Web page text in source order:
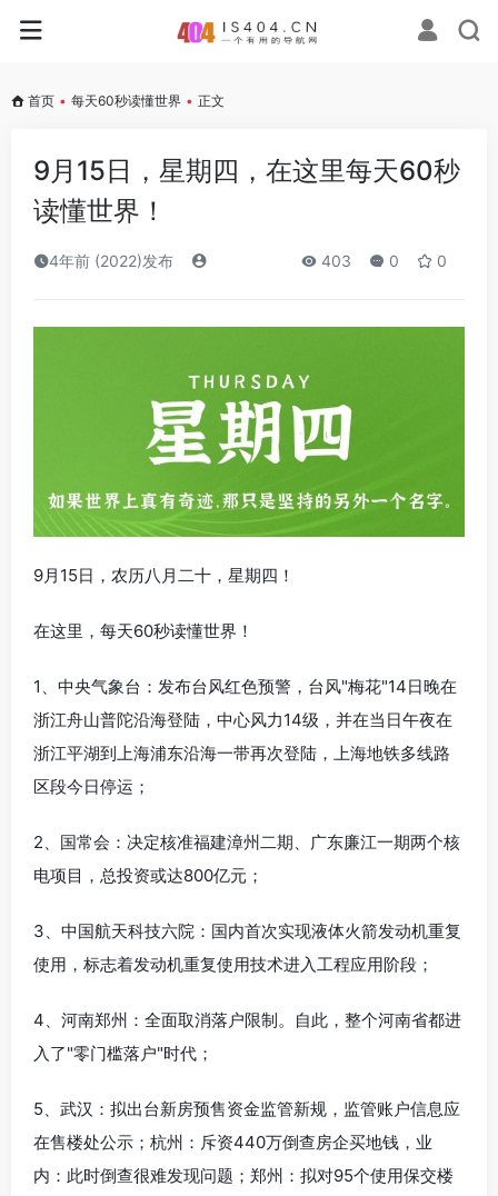
首页 • 每天60秒读懂世界 • 正文
9月15日，星期四，在这里每天60秒
读懂世界！
4年前 (2022)发布 403 0 0
9月15日，农历八月二十，星期四！
在这里，每天60秒读懂世界！
1、中央气象台：发布台风红色预警，台风"梅花"14日晚在
浙江舟山普陀沿海登陆，中心风力14级，并在当日午夜在
浙江平湖到上海浦东沿海一带再次登陆，上海地铁多线路
区段今日停运；
2、国常会：决定核准福建漳州二期、广东廉江一期两个核
电项目，总投资或达800亿元；
3、中国航天科技六院：国内首次实现液体火箭发动机重复
使用，标志着发动机重复使用技术进入工程应用阶段；
4、河南郑州：全面取消落户限制。自此，整个河南省都进
入了"零门槛落户"时代；
5、武汉：拟出台新房预售资金监管新规，监管账户信息应
在售楼处公示；杭州：斥资440万倒查房企买地钱，业
内：此时倒查很难发现问题；郑州：拟对95个使用保交楼